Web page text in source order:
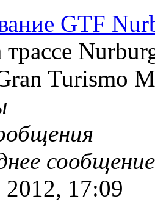
GTF
трассе
Turismo
сообщение
2012, 17:09